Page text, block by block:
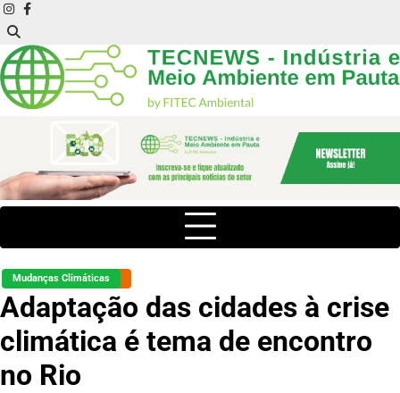
Skip
to
content
instagram
facebook
Mudanças Climáticas
Adaptação das cidades à crise
climática é tema de encontro
no Rio